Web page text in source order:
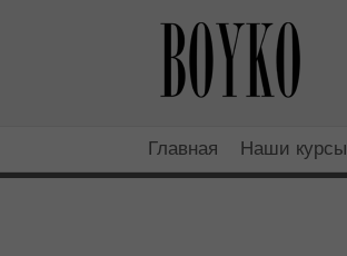
Главная Наши курсы